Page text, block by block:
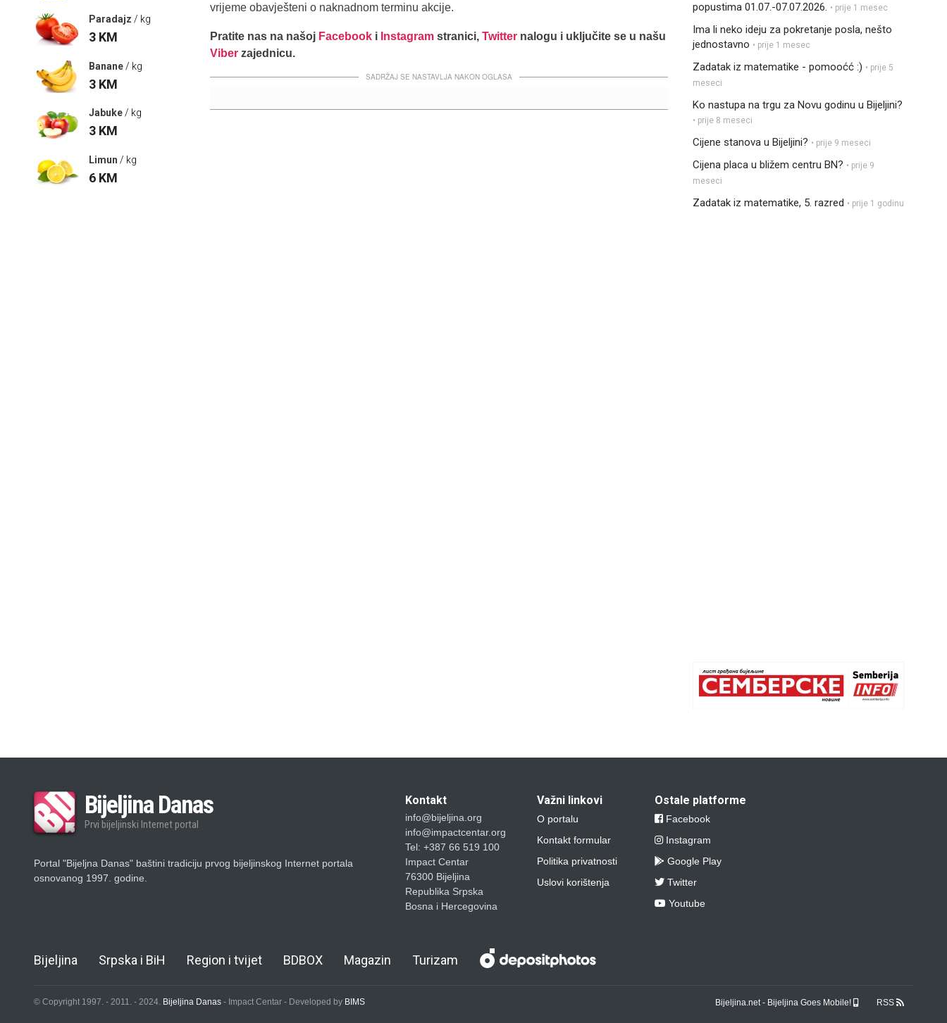
Paradajz / kg
3 KM
Banane / kg
3 KM
Jabuke/ kg
3 KM
Limun / kg
6 KM
vrijeme obavješteni o naknadnom terminu akcije.
Pratite nas na našoj Facebook i Instagram stranici, Twitter nalogu i uključite se u našu
Viber zajednicu.
SADRŽAJ SE NASTAVLJA NAKON OGLASA
popustima 01.07.-07.07.2026. • prije 1 mesec
Ima li neko ideju za pokretanje posla, nešto
jednostavno • prije 1 mesec
Zadatak iz matematike - pomooćć :) • prije 5
meseci
Ko nastupa na trgu za Novu godinu u Bijeljini?
• prije 8 meseci
Cijene stanova u Bijeljini? • prije 9 meseci
Cijena placa u bližem centru BN? • prije 9
meseci
Zadatak iz matematike, 5. razred • prije 1 godinu
Bijeljina Danas
Prvi bijeljinski Internet portal
Portal "Bijeljna Danas" baštini tradiciju prvog bijeljinskog Internet portala
osnovanog 1997. godine.
Kontakt
info@bijeljina.org
info@impactcentar.org
Tel: +387 66 519 100
Impact Centar
76300 Bijeljina
Republika Srpska
Bosna i Hercegovina
Važni linkovi
O portalu
Kontakt formular
Politika privatnosti
Uslovi korištenja
Ostale platforme
Facebook
Instagram
Google Play
Twitter
Youtube
Bijeljina Srpska i BiH Region i tvijet BDBOX Magazin Turizam
© Copyright 1997. - 2011. - 2024. Bijeljina Danas - Impact Centar - Developed by BIMS Bijeljina.net - Bijeljina Goes Mobile! RSS